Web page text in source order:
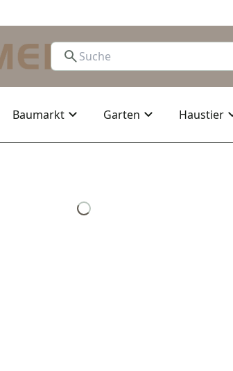
Baumarkt Garten Haustier